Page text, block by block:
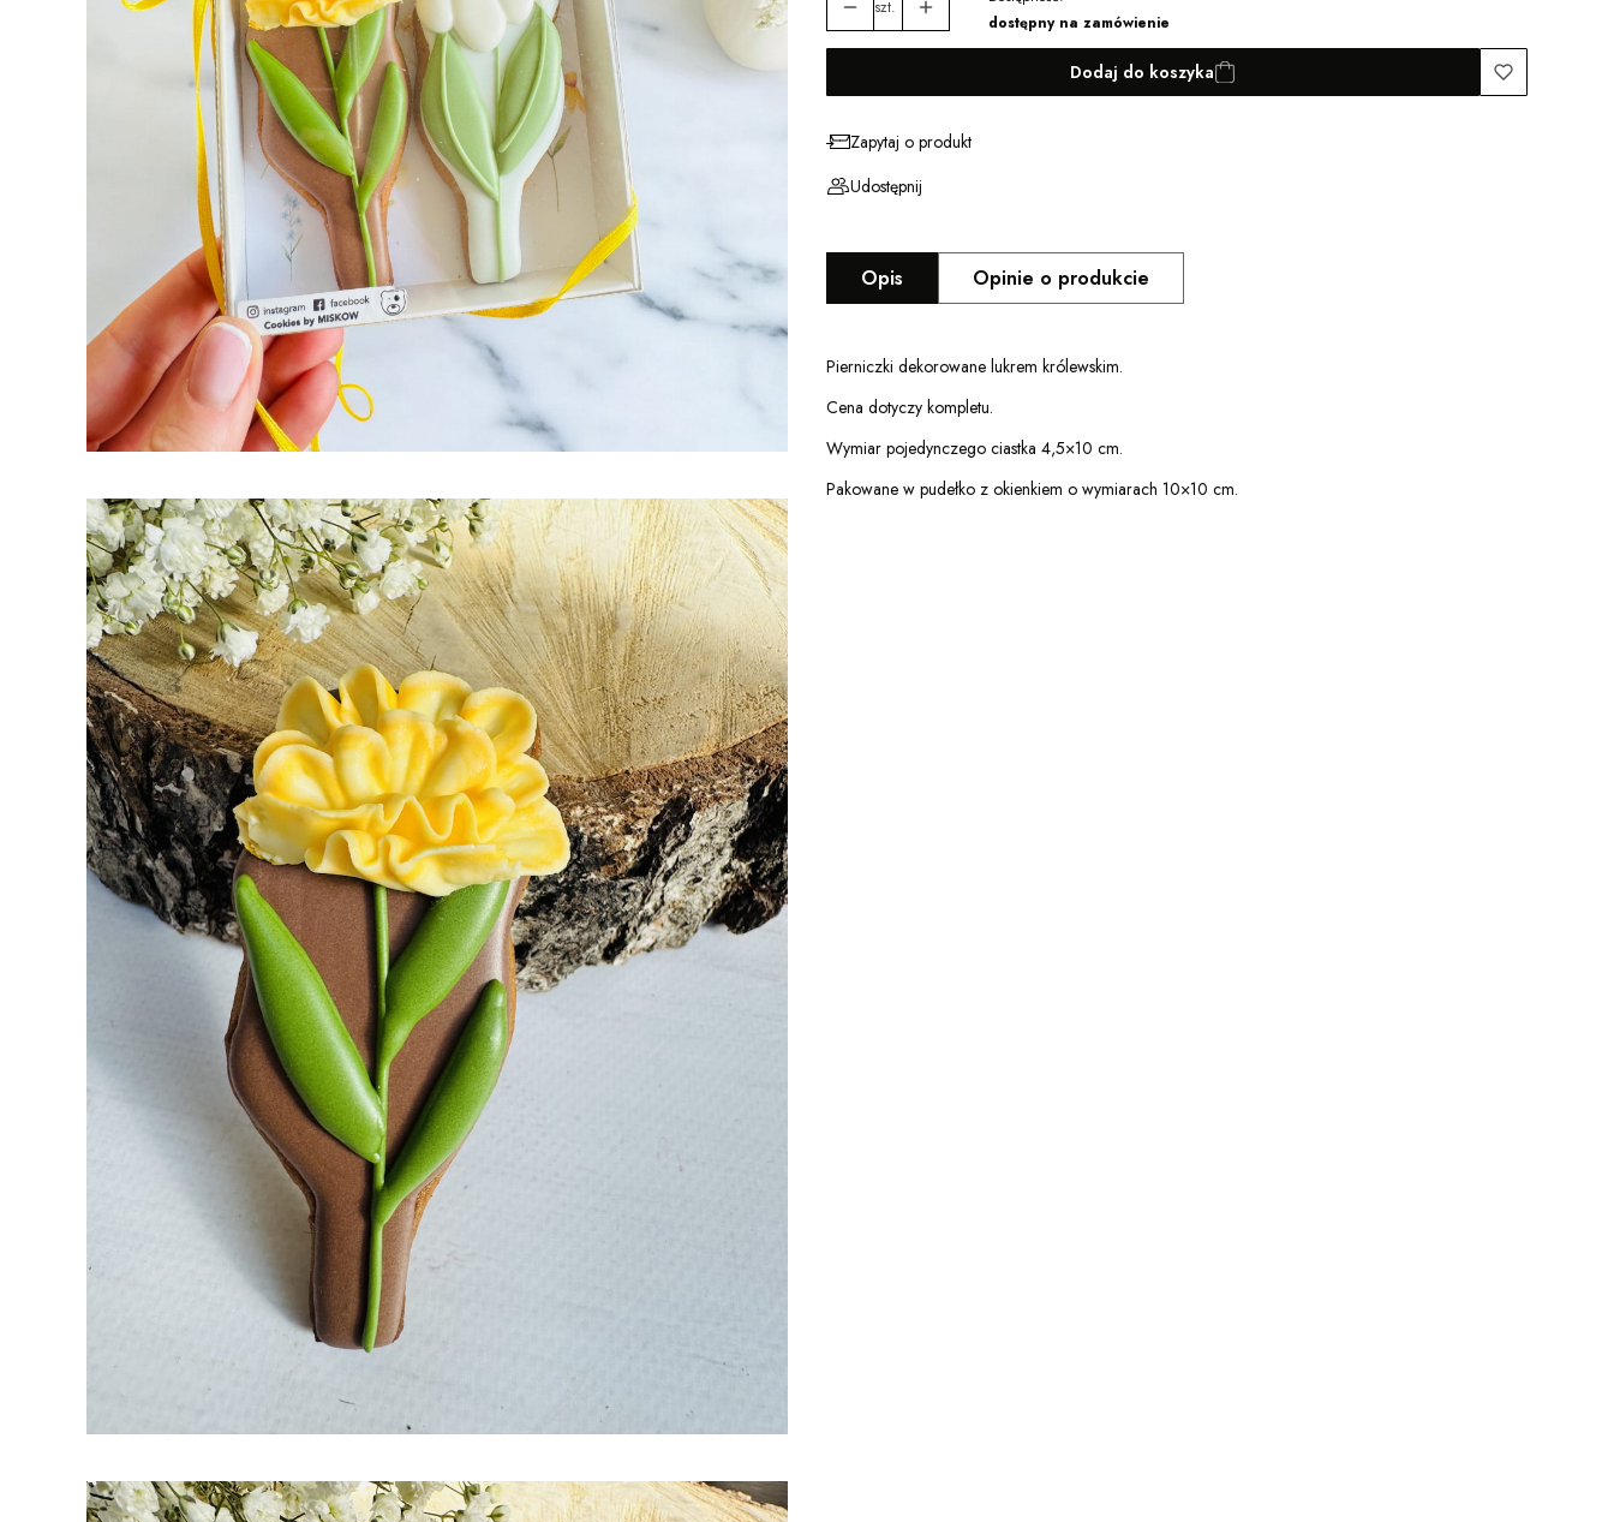
szt.
dostępny na zamówienie
Dodaj do koszyka
Zapytaj o produkt
Udostępnij
Opis Opinie o produkcie
Pierniczki dekorowane lukrem królewskim.
Cena dotyczy kompletu.
Wymiar pojedynczego ciastka 4,5×10 cm.
Pakowane w pudełko z okienkiem o wymiarach 10×10 cm.